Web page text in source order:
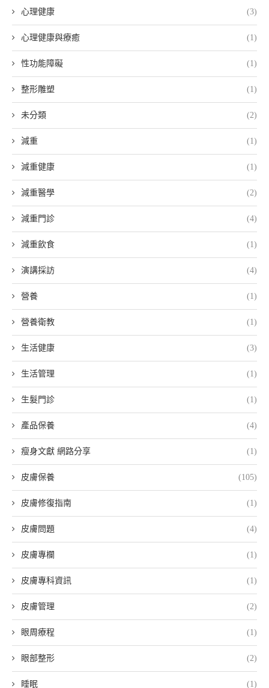
心理健康 (3)
心理健康與療癒 (1)
性功能障礙 (1)
整形雕塑 (1)
未分類 (2)
減重 (1)
減重健康 (1)
減重醫學 (2)
減重門診 (4)
減重飲食 (1)
演講採訪 (4)
營養 (1)
營養衛教 (1)
生活健康 (3)
生活管理 (1)
生髮門診 (1)
產品保養 (4)
瘦身文獻 網路分享 (1)
皮膚保養 (105)
皮膚修復指南 (1)
皮膚問題 (4)
皮膚專欄 (1)
皮膚專科資訊 (1)
皮膚管理 (2)
眼周療程 (1)
眼部整形 (2)
睡眠 (1)